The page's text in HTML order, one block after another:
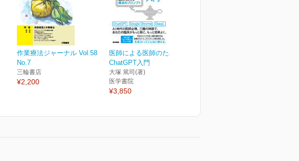
作業療法ジャーナル Vol.58
No.7
三輪書店
¥2,200
医師による医師のための
ChatGPT入門
大塚 篤司(著)
医学書院
¥3,850